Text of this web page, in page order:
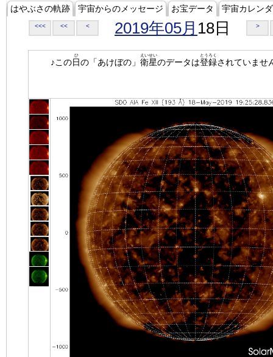
はやぶさの軌跡 宇宙からのメッセージ お宝データ 宇宙カレン
<<< << < 2019年05月 18日 >
♪この日
ひ
の「あけぼの」 衛星
えいせい
のデータは登録
とうろく
されていませ